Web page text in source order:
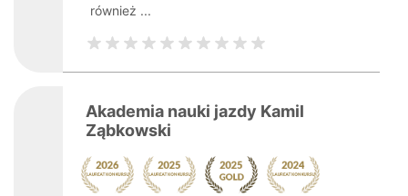
również ...
Akademia nauki jazdy Kamil
Ząbkowski